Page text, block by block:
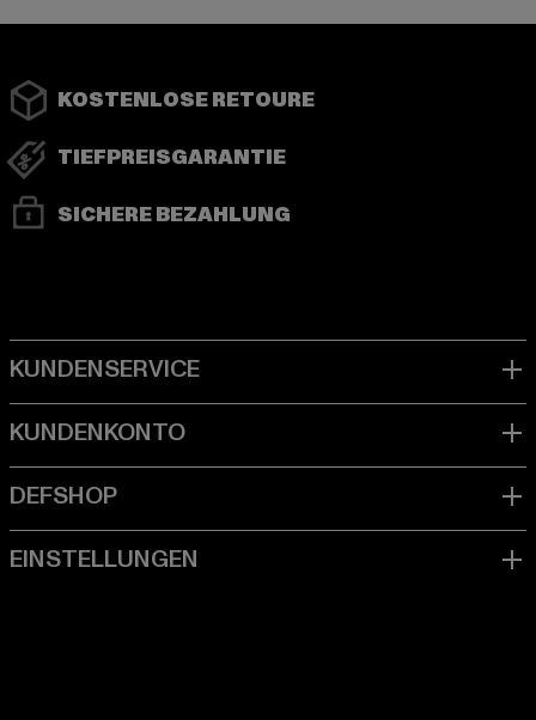
KOSTENLOSE RETOURE
TIEFPREISGARANTIE
SICHERE BEZAHLUNG